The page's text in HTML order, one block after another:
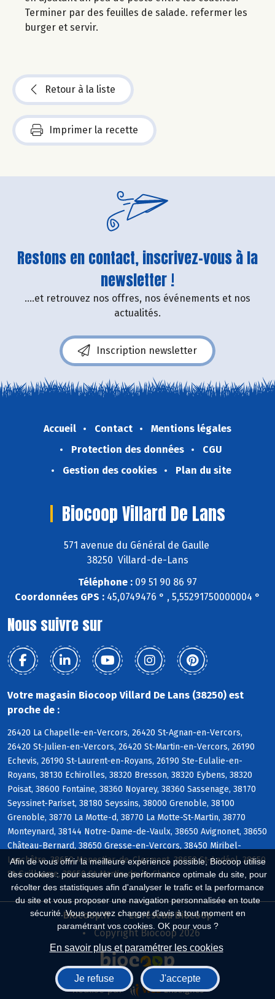
Afin de vous offrir la meilleure expérience possible, Biocoop utilise
des cookies : pour assurer une performance optimale du site, pour
récolter des statistiques afin d'analyser le trafic et la performance
du site et vous proposer une navigation personnalisée en toute
sécurité. Vous pouvez changer d'avis à tout moment en
paramétrant vos cookies. OK pour vous ?
En savoir plus et paramétrer les cookies
Je refuse J'accepte
Terminer par des feuilles de salade. refermer les
burger et servir.
Retour à la liste
Imprimer la recette
Restons en contact, inscrivez-vous à la
newsletter !
....et retrouvez nos offres, nos événements et nos
actualités.
Inscription newsletter
Accueil Contact
Mentions légales
Protection des données
CGU
Gestion des cookies
Plan du site
Biocoop Villard De Lans
571 avenue du Général de Gaulle
38250 Villard-de-Lans
Téléphone : 09 51 90 86 97
Coordonnées GPS : 45,0749476 ° , 5,55291750000004 °
Nous suivre sur
Votre magasin Biocoop Villard De Lans (38250) est
proche de :
26420 La Chapelle-en-Vercors, 26420 St-Agnan-en-Vercors,
26420 St-Julien-en-Vercors, 26420 St-Martin-en-Vercors, 26190
Echevis, 26190 St-Laurent-en-Royans, 26190 Ste-Eulalie-en-
Royans, 38130 Echirolles, 38320 Bresson, 38320 Eybens, 38320
Poisat, 38600 Fontaine, 38360 Noyarey, 38360 Sassenage, 38170
Seyssinet-Pariset, 38180 Seyssins, 38000 Grenoble, 38100
Grenoble, 38770 La Motte-d, 38770 La Motte-St-Martin, 38770
Monteynard, 38144 Notre-Dame-de-Vaulx, 38650 Avignonet, 38650
Château-Bernard, 38650 Gresse-en-Vercors, 38450 Miribel-
Lanchâtre, 38650 Monestier-de-Clermont, 38650 St-Andéol, 38650
St-Guillaume, 38650 St-Martin-de-la-Cluze
Biocoop.fr
Le réseau Biocoop
Copyright Biocoop 2026
Réalisé par